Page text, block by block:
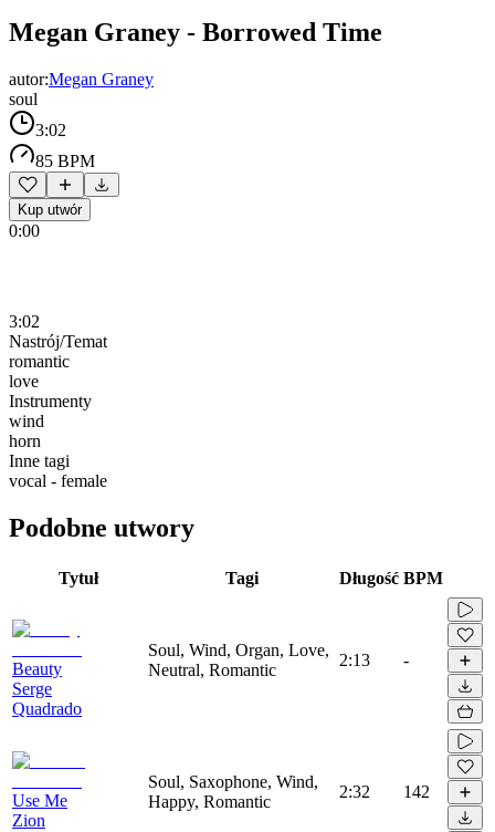
Megan Graney - Borrowed Time
autor:Megan Graney
soul
3:02
85 BPM
Kup utwór
0:00
3:02
Nastrój/Temat
romantic
love
Instrumenty
wind
horn
Inne tagi
vocal - female
Podobne utwory
Tytuł Tagi Długość BPM
Beauty
Serge
Quadrado
Soul, Wind, Organ, Love,
Neutral, Romantic
2:13 -
Use Me
Zion
Soul, Saxophone, Wind,
Happy, Romantic
2:32 142